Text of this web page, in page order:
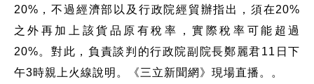
20%，不過經濟部以及行政院經貿辦指出，須在20%
之外再加上該貨品原有稅率，實際稅率可能超過
20%。對此，負責談判的行政院副院長鄭麗君11日下
午3時親上火線說明。《三立新聞網》現場直播。。